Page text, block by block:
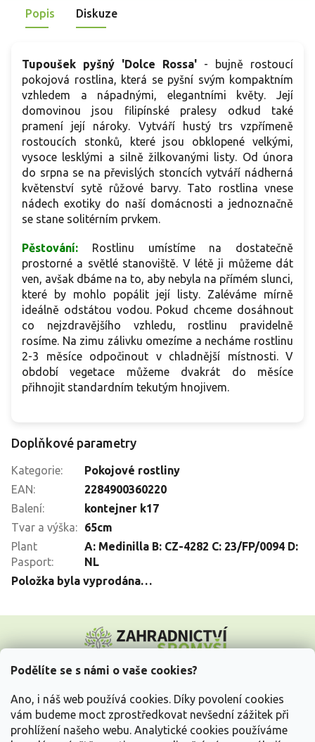
Podělíte se s námi o vaše cookies?
Ano, i náš web používá cookies. Díky povolení cookies
vám budeme moct zprostředkovat nevšední zážitek při
prohlížení našeho webu. Analytické cookies používáme
Popis Diskuze
Tupoušek pyšný 'Dolce Rossa' - bujně rostoucí
pokojová rostlina, která se pyšní svým kompaktním
vzhledem a nápadnými, elegantními květy. Její
domovinou jsou filipínské pralesy odkud také
pramení její nároky. Vytváří hustý trs vzpřímeně
rostoucích stonků, které jsou obklopené velkými,
vysoce lesklými a silně žilkovanými listy. Od února
do srpna se na převislých stoncích vytváří nádherná
květenství sytě růžové barvy. Tato rostlina vnese
nádech exotiky do naší domácnosti a jednoznačně
se stane solitérním prvkem.
Pěstování:
Rostlinu umístíme na dostatečně
prostorné a světlé stanoviště. V létě ji můžeme dát
ven, avšak dbáme na to, aby nebyla na přímém slunci,
které by mohlo popálit její listy. Zaléváme mírně
ideálně odstátou vodou. Pokud chceme dosáhnout
co nejzdravějšího vzhledu, rostlinu pravidelně
rosíme. Na zimu zálivku omezíme a necháme rostlinu
2-3 měsíce odpočinout v chladnější místnosti. V
období vegetace můžeme dvakrát do měsíce
přihnojit standardním tekutým hnojivem.
Doplňkové parametry
Kategorie:
Pokojové rostliny
EAN:
2284900360220
Balení:
kontejner k17
Tvar a výška:
65cm
Plant
Pasport:
A: Medinilla B: CZ-4282 C: 23/FP/0094 D:
NL
Položka byla vyprodána…
p
Vše o nákupu
Informace pro Vás